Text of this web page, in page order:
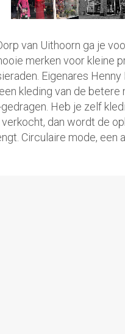
van Uithoorn ga je
merken voor kleine
Eigenares
kleding van de
Heb je zelf
dan wordt de
Circulaire mode, een